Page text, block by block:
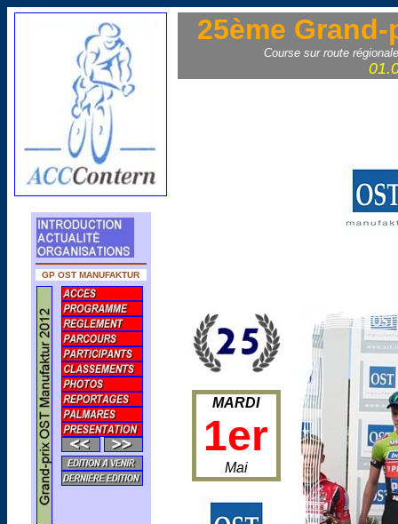
GP OST MANUFAKTUR
25ème
Course sur route
MARDI
1er
Mai